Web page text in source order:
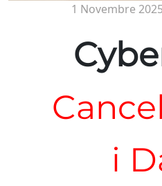
1 Novembre 2025
i